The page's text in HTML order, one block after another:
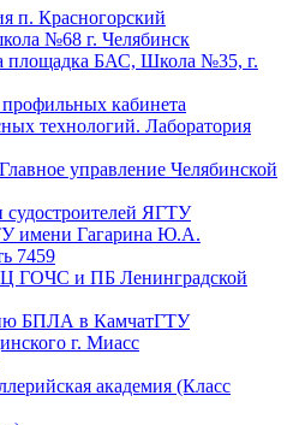
п. Красногорский
№68 г. Челябинск
площадка БАС, Школа №35, г.
кабинета
технологий. Лаборатория
управление Челябинской
судостроителей ЯГТУ
имени Гагарина Ю.А.
7459
и ПБ Ленинградской
БПЛА в КамчатГТУ
г. Миасс
академия (Класс